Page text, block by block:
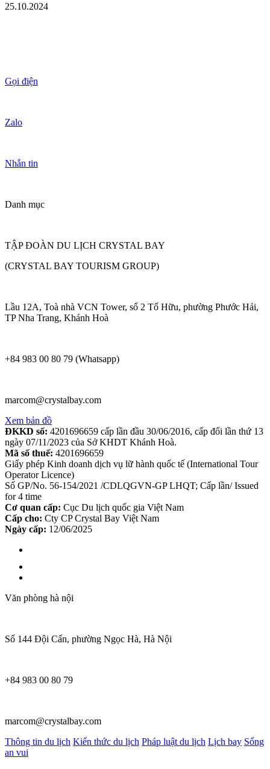
25.10.2024
Gọi điện
Zalo
Nhắn tin
Danh mục
TẬP ĐOÀN DU LỊCH CRYSTAL BAY
(CRYSTAL BAY TOURISM GROUP)
Lầu 12A, Toà nhà VCN Tower, số 2 Tố Hữu, phường Phước Hải,
TP Nha Trang, Khánh Hoà
+84 983 00 80 79 (Whatsapp)
marcom@crystalbay.com
Xem bản đồ
ĐKKD số: 4201696659 cấp lần đầu 30/06/2016, cấp đổi lần thứ 13
ngày 07/11/2023 của Sở KHDT Khánh Hoà.
Mã số thuế: 4201696659
Giấy phép Kinh doanh dịch vụ lữ hành quốc tế (International Tour
Operator Licence)
Số GP/No. 56-154/2021 /CDLQGVN-GP LHQT; Cấp lần/ Issued
for 4 time
Cơ quan cấp: Cục Du lịch quốc gia Việt Nam
Cấp cho: Cty CP Crystal Bay Việt Nam
Ngày cấp: 12/06/2025
Văn phòng hà nội
Số 144 Đội Cấn, phường Ngọc Hà, Hà Nội
+84 983 00 80 79
marcom@crystalbay.com
Thông tin du lịch Kiến thức du lịch Pháp luật du lịch Lịch bay Sống
an vui